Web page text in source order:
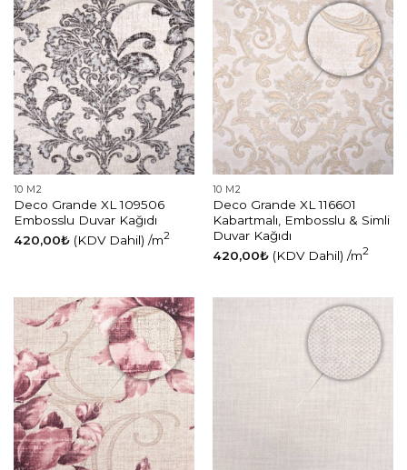
10 M2
Deco Grande XL 109506
Embosslu Duvar Kağıdı
420,00₺ (KDV Dahil) /m2
10 M2
Deco Grande XL 116601
Kabartmalı, Embosslu & Simli
Duvar Kağıdı
420,00₺ (KDV Dahil) /m2